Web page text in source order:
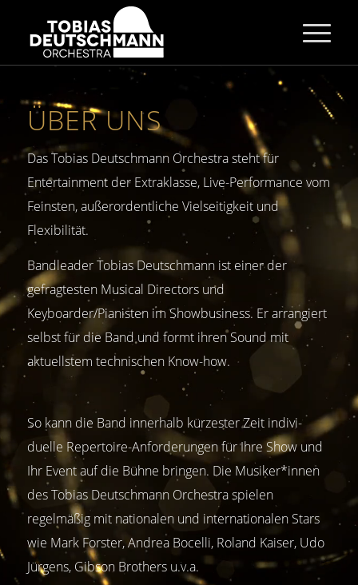
ÜBER UNS
Das Tobias Deutschmann Orchestra steht für
Entertainment der Extraklasse, Live-Performance vom
Feinsten, außerordentliche Vielseitigkeit und
Flexibilität.
Bandleader Tobias Deutschmann ist einer der
gefragtesten Musical Directors und
Keyboarder/Pianisten im Showbusiness. Er arrangiert
selbst für die Band und formt ihren Sound mit
aktuellstem technischen Know-how.
So kann die Band innerhalb kürzester Zeit indivi­
duelle Repertoire-Anforder­ungen für Ihre Show und
Ihr Event auf die Bühne bringen. Die Musiker*innen
des Tobias Deutschmann Orchestra spielen
regelmäßig mit nationalen und internatio­nalen Stars
wie Mark Forster, Andrea Bocelli, Roland Kaiser, Udo
Jürgens, Gibson Brothers u.v.a.